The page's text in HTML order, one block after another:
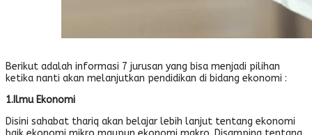
Berikut adalah informasi 7 jurusan yang bisa menjadi pilihan
ketika nanti akan melanjutkan pendidikan di bidang ekonomi :
1.Ilmu Ekonomi
Disini sahabat thariq akan belajar lebih lanjut tentang ekonomi